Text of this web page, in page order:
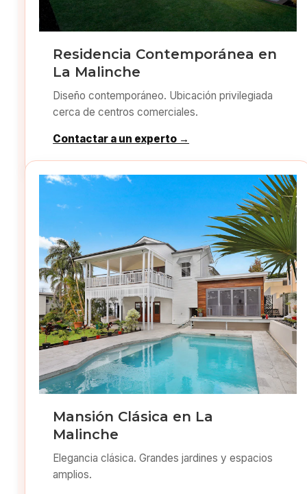
Residencia Contemporánea en
La Malinche
Diseño contemporáneo. Ubicación privilegiada
cerca de centros comerciales.
Contactar a un experto →
Mansión Clásica en La
Malinche
Elegancia clásica. Grandes jardines y espacios
amplios.